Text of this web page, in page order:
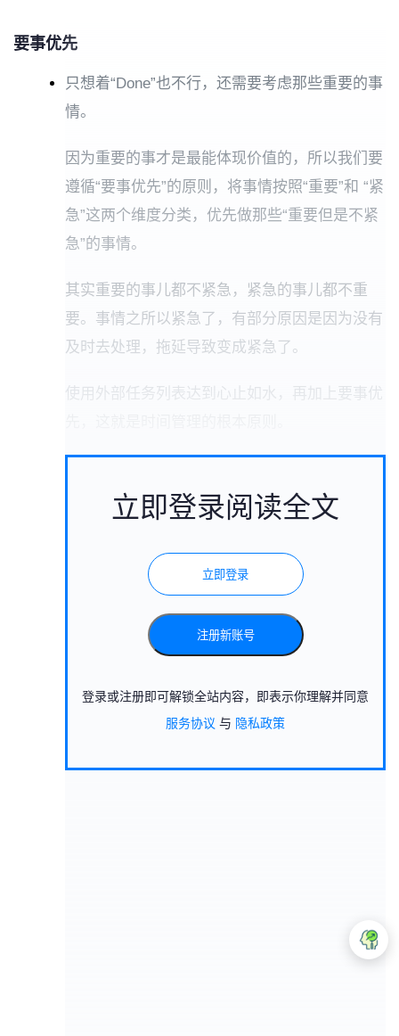
要事优先
只想着“Done”也不行，还需要考虑那些重要的事
情。
因为重要的事才是最能体现价值的，所以我们要
遵循“要事优先”的原则，将事情按照“重要”和 “紧
急”这两个维度分类，优先做那些“重要但是不紧
急”的事情。
其实重要的事儿都不紧急，紧急的事儿都不重
要。事情之所以紧急了，有部分原因是因为没有
及时去处理，拖延导致变成紧急了。
使用外部任务列表达到心止如水，再加上要事优
立即登录阅读全文
立即登录
注册新账号
登录或注册即可解锁全站内容，即表示你理解并同意
服务协议 与 隐私政策